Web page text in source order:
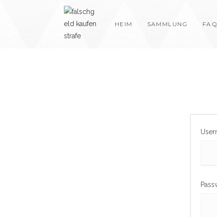
HEIM SAMMLUNG